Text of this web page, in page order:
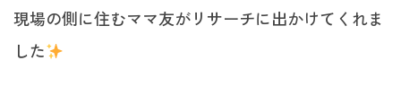
現場の側に住むママ友がリサーチに出かけてくれま
した